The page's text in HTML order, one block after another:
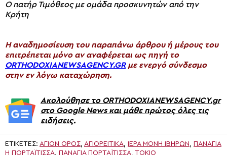
Ο πατήρ Τιμόθεος με ομάδα προσκυνητών από την
Κρήτη
H αναδημοσίευση του παραπάνω άρθρου ή μέρους του
επιτρέπεται μόνο αν αναφέρεται ως πηγή το
ORTHODOXIANEWSAGENCY.GRμε ενεργό σύνδεσμο
στην εν λόγω καταχώρηση.
Ακολούθησε το ORTHODOXIANEWSAGENCY.gr
στο Google News και μάθε πρώτος όλες τις
ειδήσεις.
ΕΤΙΚΈΤΕΣ: ΑΓΙΟΝ ΟΡΟΣ, ΑΓΙΟΡΕΙΤΙΚΑ, ΙΕΡΆ ΜΟΝΉ ΙΒΉΡΩΝ, ΠΑΝΑΓΊΑ
Η ΠΟΡΤΑΪ́ΤΙΣΣΑ, ΠΑΝΑΓΊΑ ΠΟΡΤΑΪ́ΤΙΣΣΑ, ΤΟΚΙΟ